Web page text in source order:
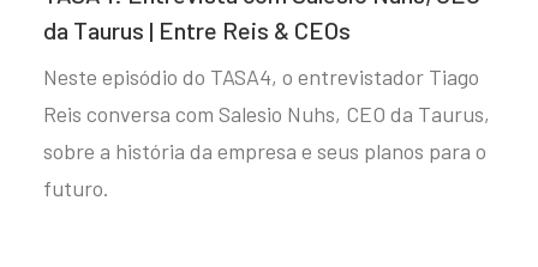
da Taurus | Entre Reis & CEOs
Neste episódio do TASA4, o entrevistador Tiago
Reis conversa com Salesio Nuhs, CEO da Taurus,
sobre a história da empresa e seus planos para o
futuro.